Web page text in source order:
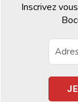
Inscrivez